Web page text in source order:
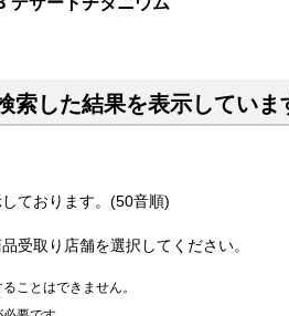
索した結果を表示していま
ております。(50音順)
受取り店舗を選択してください。
ことはできません。